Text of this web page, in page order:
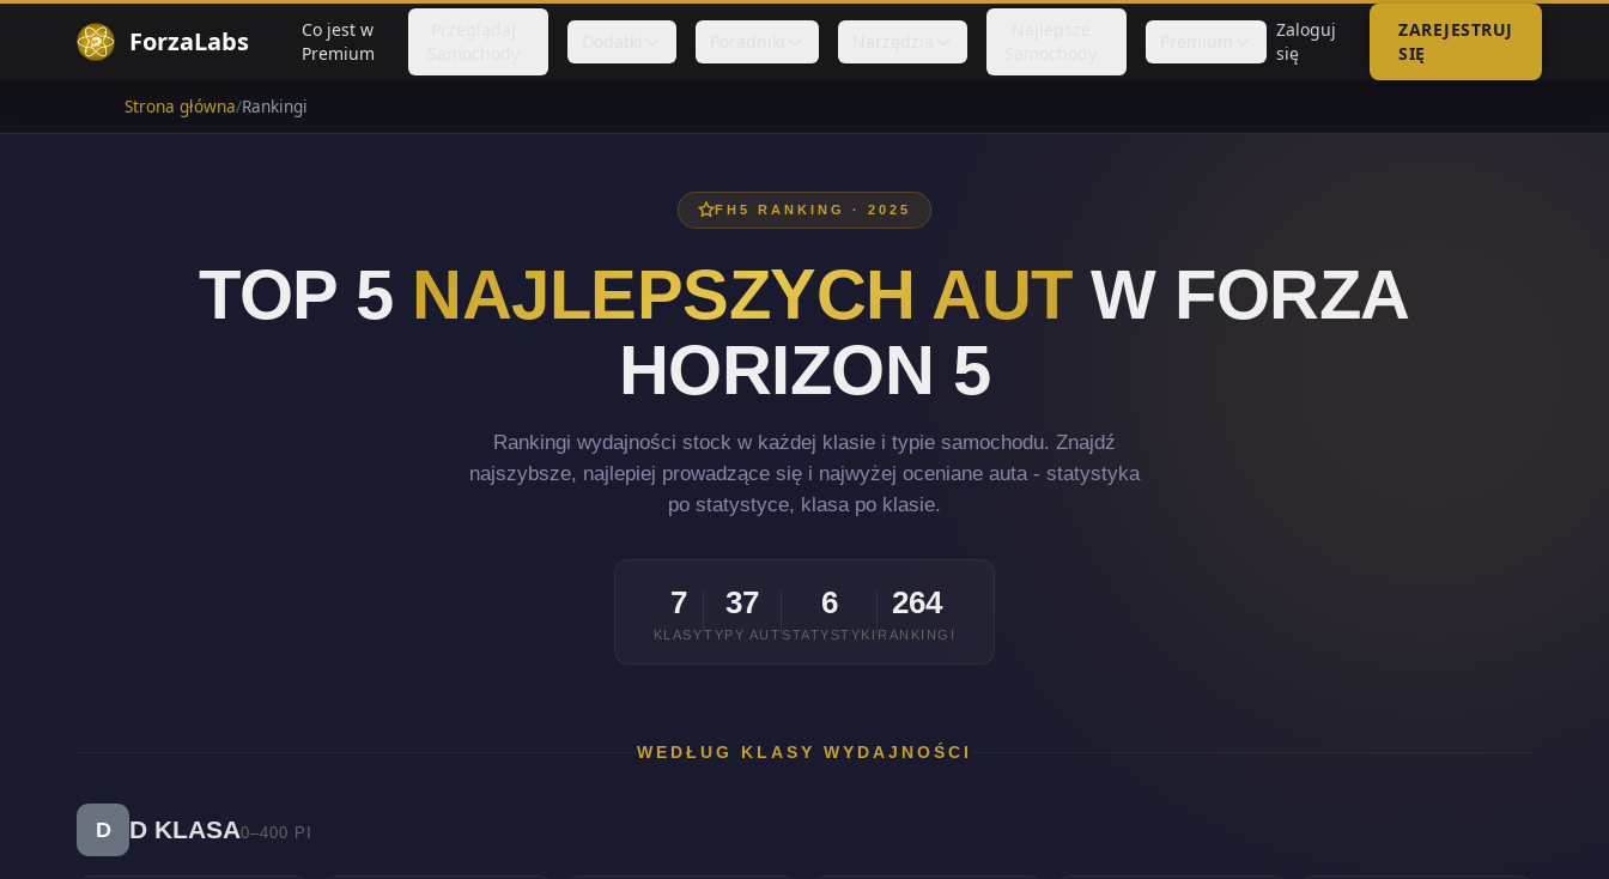
ForzaLabs
Co jest w
Premium
Zaloguj
się
ZAREJESTRUJ
SIĘ
Strona główna/Rankingi
FH5 RANKING · 2025
TOP 5 NAJLEPSZYCH AUTW FORZA
HORIZON 5
Rankingi wydajności stock w każdej klasie i typie samochodu. Znajdź
najszybsze, najlepiej prowadzące się i najwyżej oceniane auta - statystyka
po statystyce, klasa po klasie.
7
KLASY
37
TYPY AUT
6
STATYSTYKI
264
RANKINGI
WEDŁUG KLASY WYDAJNOŚCI
D D KLASA0–400 PI